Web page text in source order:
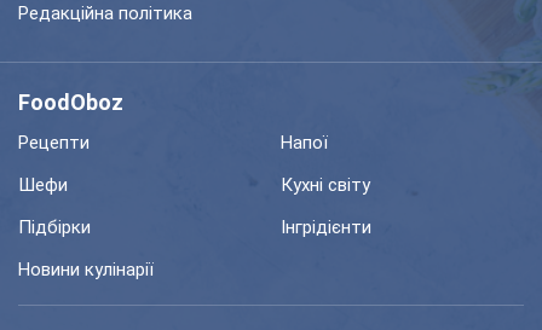
Редакційна політика
FoodOboz
Рецепти
Напої
Шефи
Кухні світу
Підбірки
Інгрідієнти
Новини кулінарії